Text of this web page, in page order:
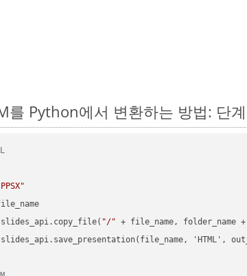
를 Python에서 변환하는 방법: 단
"/" + file_name, folder_name +
'HTML',